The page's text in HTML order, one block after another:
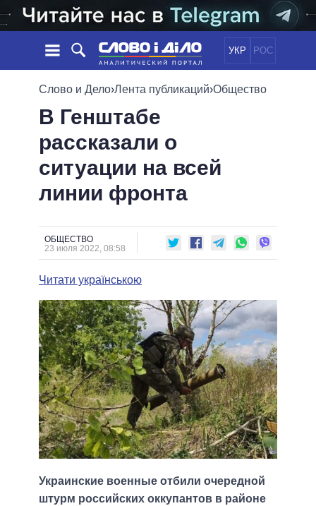
УКР РОС
НОВОСТИ
ЛЕНТА
СОБЫТИЯ
СТАТЬИ
МНЕНИЯ
ОБЗОРЫ
ДАЙДЖЕСТЫ
ЭКОНОМИКА
ОБЩЕСТВО
ОБЕЩАНИЯ
ПОЛИТИКИ
ВСЕ ПОЛИТИКИ
ПРЕЗИДЕНТ И ОФИС
ВЕРХОВНАЯ РАДА
КАБИНЕТ МИНИСТРОВ
МЭРЫ
ВСЕ ПЕРСОНЫ
ИНФОГРАФИКА
ПОДДЕРЖАТЬ
СРАВНЕНИЕ ПОЛИТИКОВ
Слово и Дело›Лента публикаций›Общество
В Генштабе
рассказали о
ситуации на всей
линии фронта
ОБЩЕСТВО
23 июля 2022, 08:58
Читати українською
Украинские военные отбили очередной
штурм российских оккупантов в районе